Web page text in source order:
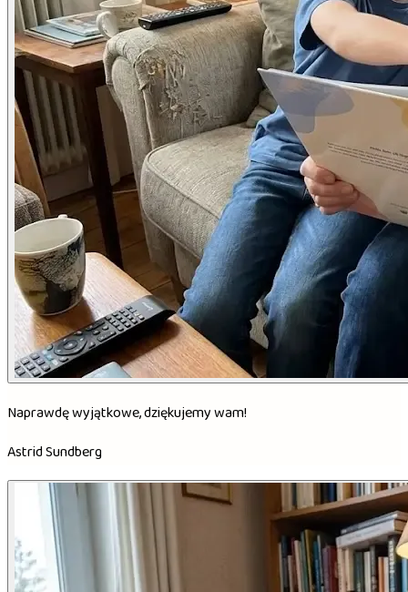
Naprawdę wyjątkowe, dziękujemy wam!
Astrid Sundberg